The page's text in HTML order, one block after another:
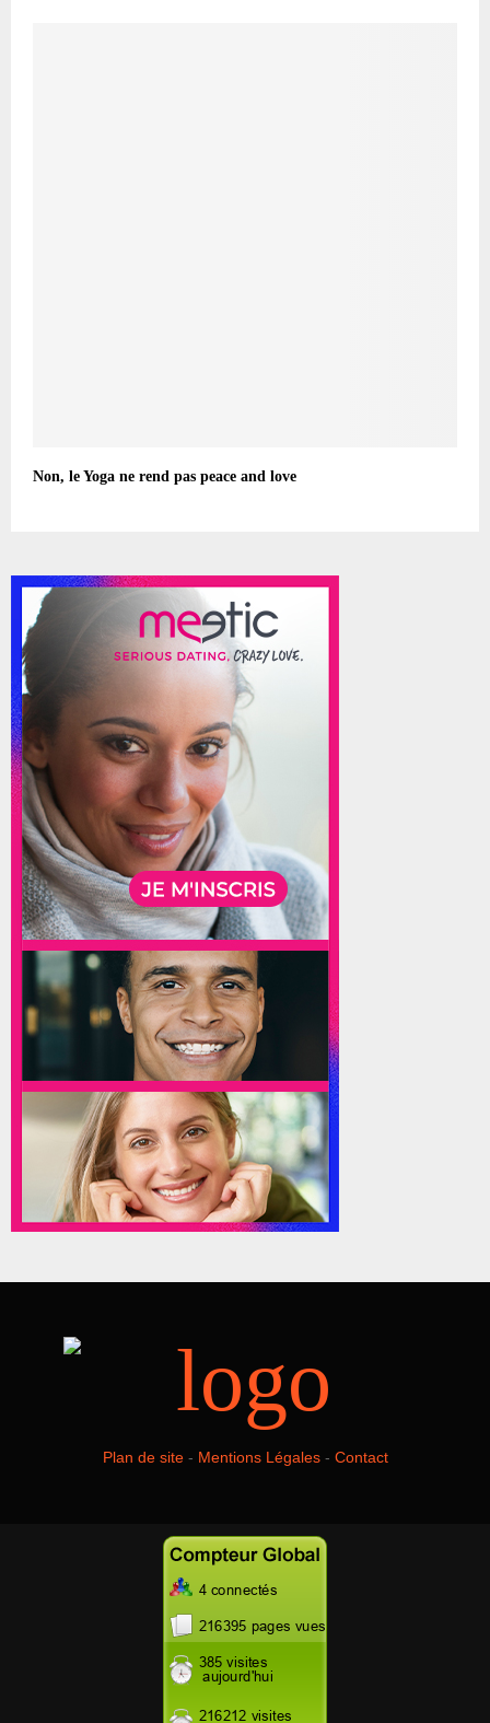
Non, le Yoga ne rend pas peace and love
Plan de site- Mentions Légales- Contact